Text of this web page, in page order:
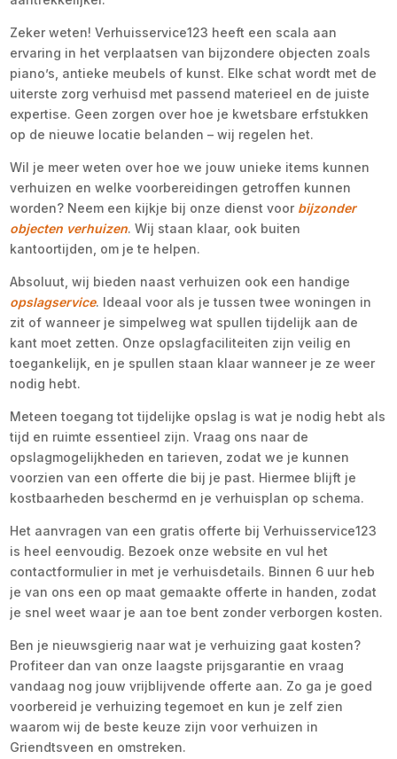
Zeker weten! Verhuisservice123 heeft een scala aan
ervaring in het verplaatsen van bijzondere objecten zoals
piano’s, antieke meubels of kunst. Elke schat wordt met de
uiterste zorg verhuisd met passend materieel en de juiste
expertise. Geen zorgen over hoe je kwetsbare erfstukken
op de nieuwe locatie belanden – wij regelen het.
Wil je meer weten over hoe we jouw unieke items kunnen
verhuizen en welke voorbereidingen getroffen kunnen
worden? Neem een kijkje bij onze dienst voor bijzonder
objecten verhuizen. Wij staan klaar, ook buiten
kantoortijden, om je te helpen.
Absoluut, wij bieden naast verhuizen ook een handige
opslagservice. Ideaal voor als je tussen twee woningen in
zit of wanneer je simpelweg wat spullen tijdelijk aan de
kant moet zetten. Onze opslagfaciliteiten zijn veilig en
toegankelijk, en je spullen staan klaar wanneer je ze weer
nodig hebt.
Meteen toegang tot tijdelijke opslag is wat je nodig hebt als
tijd en ruimte essentieel zijn. Vraag ons naar de
opslagmogelijkheden en tarieven, zodat we je kunnen
voorzien van een offerte die bij je past. Hiermee blijft je
kostbaarheden beschermd en je verhuisplan op schema.
Het aanvragen van een gratis offerte bij Verhuisservice123
is heel eenvoudig. Bezoek onze website en vul het
contactformulier in met je verhuisdetails. Binnen 6 uur heb
je van ons een op maat gemaakte offerte in handen, zodat
je snel weet waar je aan toe bent zonder verborgen kosten.
Ben je nieuwsgierig naar wat je verhuizing gaat kosten?
Profiteer dan van onze laagste prijsgarantie en vraag
vandaag nog jouw vrijblijvende offerte aan. Zo ga je goed
voorbereid je verhuizing tegemoet en kun je zelf zien
waarom wij de beste keuze zijn voor verhuizen in
Griendtsveen en omstreken.